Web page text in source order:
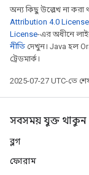
অন্য কিছু উল্লেখ না করা
Attribution 4.0 License
License-এর অধীনে
নীতি দেখুন। Java হল
ট্রেডমার্ক।
2025-07-27 UTC-তে
সবসময় যুক্ত থাকুন
ব্লগ
ফোরাম